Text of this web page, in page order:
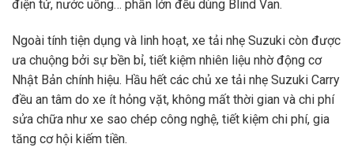
điện tử, nước uống… phần lớn đều dùng Blind Van.
Ngoài tính tiện dụng và linh hoạt, xe tải nhẹ Suzuki còn được
ưa chuộng bởi sự bền bỉ, tiết kiệm nhiên liệu nhờ động cơ
Nhật Bản chính hiệu. Hầu hết các chủ xe tải nhẹ Suzuki Carry
đều an tâm do xe ít hỏng vặt, không mất thời gian và chi phí
sửa chữa như xe sao chép công nghệ, tiết kiệm chi phí, gia
tăng cơ hội kiếm tiền.